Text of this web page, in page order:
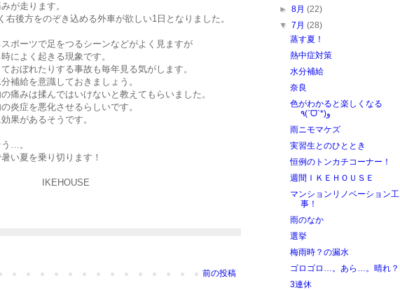
が走ります。
右後方をのぞき込める外車が欲しい1日となりました。
ポーツで足をつるシーンなどがよく見ますが
によく起きる現象です。
おぼれたりする事故も毎年見る気がします。
補給を意識しておきましょう。
みは揉んではいけないと教えてもらいました。
炎症を悪化させるらしいです。
果があるそうです。
…。
い夏を乗り切ります！
IKEHOUSE
前の投稿
►8月 (22)
▼ 7月 (28)
蒸す夏！
熱中症対策
水分補給
奈良
色がわかると楽しくなる
٩(ˊᗜˋ*)و
雨ニモマケズ
実習生とのひととき
恒例のトンカチコーナー！
週間ＩＫＥＨＯＵＳＥ
マンションリノベーション工
事！
雨のなか
選挙
梅雨時？の漏水
ゴロゴロ…。あら…。晴れ？
3連休